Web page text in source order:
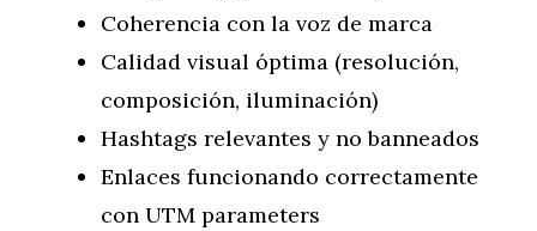
Coherencia con la voz de marca
Calidad visual óptima (resolución,
composición, iluminación)
Hashtags relevantes y no banneados
Enlaces funcionando correctamente
con UTM parameters